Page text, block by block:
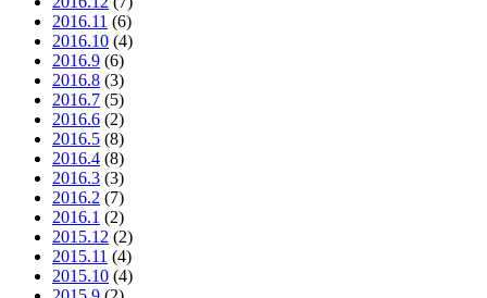
2016.11 (6)
2016.10 (4)
2016.9 (6)
2016.8 (3)
2016.7 (5)
2016.6 (2)
2016.5 (8)
2016.4 (8)
2016.3 (3)
2016.2 (7)
2016.1 (2)
2015.12 (2)
2015.11 (4)
2015.10 (4)